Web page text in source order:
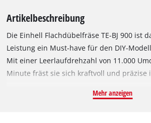
Artikelbeschreibung
Die Einhell Flachdübelfräse TE-BJ 900 ist
Leistung ein Must-have für den DIY-
Mit einer Leerlaufdrehzahl von 11.000
Minute fräst sie sich kraftvoll und präzise
schaffen. Die massive Konstruktion aus
Mehr anzeigen